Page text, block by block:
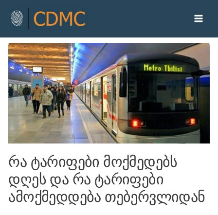
რა ტარიფები მოქმედებს
დღეს და რა ტარიფები
ამოქმედდება თებერვლიდან